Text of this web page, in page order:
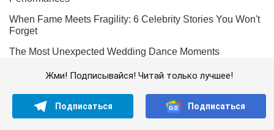
Жми! Подписывайся! Читай только лучшее!
Подписаться Подписаться